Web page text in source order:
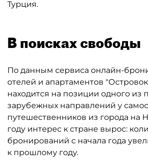
Турция.
В поисках свободы
По данным сервиса онлайн-
отелей и апартаментов
находится на позиции одного из
зарубежных направлений у
путешественников из города на
году интерес к стране вырос:
бронирований с начала года
к прошлому году.